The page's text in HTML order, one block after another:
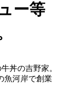
ー等
丼の吉野家。
魚河岸で創業